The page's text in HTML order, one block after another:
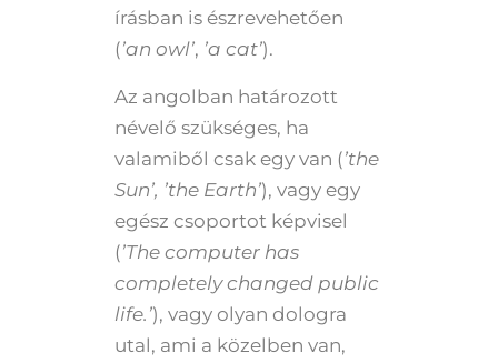
írásban is észrevehetően
(’an owl’, ’a cat’).
Az angolban határozott
névelő szükséges, ha
valamiből csak egy van (’the
Sun’, ’the Earth’), vagy egy
egész csoportot képvisel
(’The computer has
completely changed public
life.’), vagy olyan dologra
utal, ami a közelben van,